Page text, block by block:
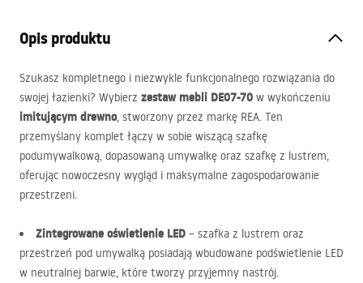
Opis produktu
Szukasz kompletnego i niezwykle funkcjonalnego rozwiązania do
swojej łazienki? Wybierz zestaw mebli DE07-70 w wykończeniu
imitującym drewno, stworzony przez markę REA. Ten
przemyślany komplet łączy w sobie wiszącą szafkę
podumywalkową, dopasowaną umywalkę oraz szafkę z lustrem,
oferując nowoczesny wygląd i maksymalne zagospodarowanie
przestrzeni.
Zintegrowane oświetlenie LED – szafka z lustrem oraz
przestrzeń pod umywalką posiadają wbudowane podświetlenie LED
w neutralnej barwie, które tworzy przyjemny nastrój.